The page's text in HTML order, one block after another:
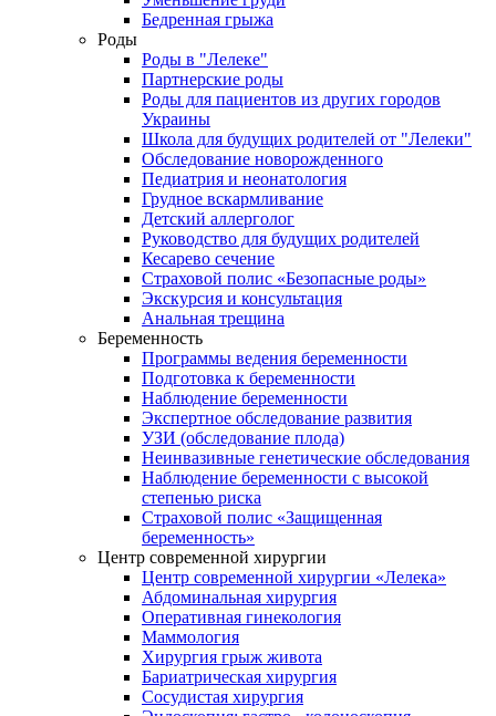
Бедренная грыжа
Роды
Роды в "Лелеке"
Партнерские роды
Роды для пациентов из других городов
Украины
Школа для будущих родителей от "Лелеки"
Обследование новорожденного
Педиатрия и неонатология
Грудное вскармливание
Детский аллерголог
Руководство для будущих родителей
Кесарево сечение
Страховой полис «Безопасные роды»
Экскурсия и консультация
Анальная трещина
Беременность
Программы ведения беременности
Подготовка к беременности
Наблюдение беременности
Экспертное обследование развития
УЗИ (обследование плода)
Неинвазивные генетические обследования
Наблюдение беременности с высокой
степенью риска
Страховой полис «Защищенная
беременность»
Центр современной хирургии
Центр современной хирургии «Лелека»
Абдоминальная хирургия
Оперативная гинекология
Маммология
Хирургия грыж живота
Бариатрическая хирургия
Сосудистая хирургия